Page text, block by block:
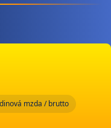
mzda / brutto